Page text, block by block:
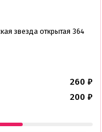
звезда открытая 364
260 ₽
200 ₽